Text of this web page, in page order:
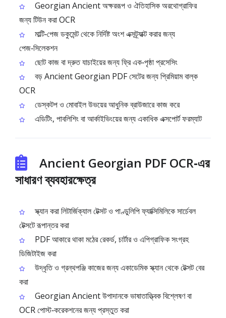
Georgian Ancient অক্ষররূপ ও ঐতিহাসিক অরথোগ্রাফির
জন্য টিউন করা OCR
মাল্টি‑পেজ ডকুমেন্ট থেকে নির্দিষ্ট অংশ এক্সট্র্যাক্ট করার জন্য
পেজ‑সিলেকশন
ছোট কাজ বা দ্রুত যাচাইয়ের জন্য ফ্রি এক‑পৃষ্ঠা প্রসেসিং
বড় Ancient Georgian PDF সেটের জন্য প্রিমিয়াম বাল্ক
OCR
ডেস্কটপ ও মোবাইল উভয়ের আধুনিক ব্রাউজারে কাজ করে
এডিটিং, পাবলিশিং বা আর্কাইভিংয়ের জন্য একাধিক এক্সপোর্ট ফরম্যাট
Ancient Georgian PDF OCR‑এর
সাধারণ ব্যবহারক্ষেত্র
স্ক্যান করা লিটার্জিক্যাল টেক্সট ও পাণ্ডুলিপি ফ্যাক্সিমিলিকে সার্চেবল
টেক্সটে রূপান্তর করা
PDF আকারে থাকা মঠের রেকর্ড, চার্টার ও এপিগ্রাফিক সংগ্রহ
ডিজিটাইজ করা
উদ্ধৃতি ও গ্রন্থপঞ্জি কাজের জন্য একাডেমিক স্ক্যান থেকে টেক্সট বের
করা
Georgian Ancient উপাদানকে ভাষাতাত্ত্বিক বিশ্লেষণ বা
OCR পোস্ট‑করেকশনের জন্য প্রস্তুত করা